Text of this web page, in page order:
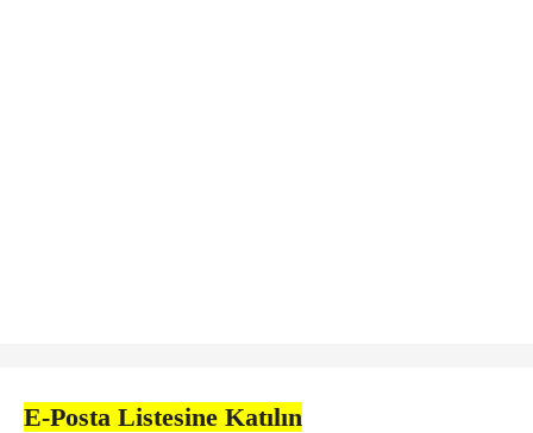
E-Posta Listesine Katılın